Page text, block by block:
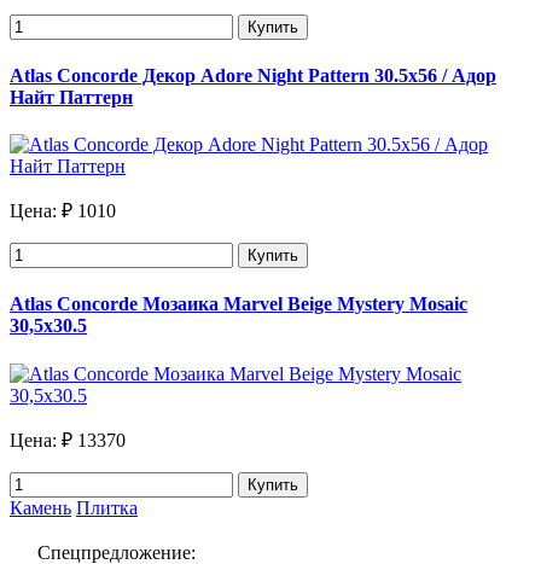
Купить
Atlas Concorde Декор Adore Night Pattern 30.5х56 / Адор
Найт Паттерн
Цена: ₽ 1010
Купить
Atlas Concorde Мозаика Marvel Beige Mystery Mosaic
30,5х30.5
Цена: ₽ 13370
Купить
Камень Плитка
Спецпредложение: